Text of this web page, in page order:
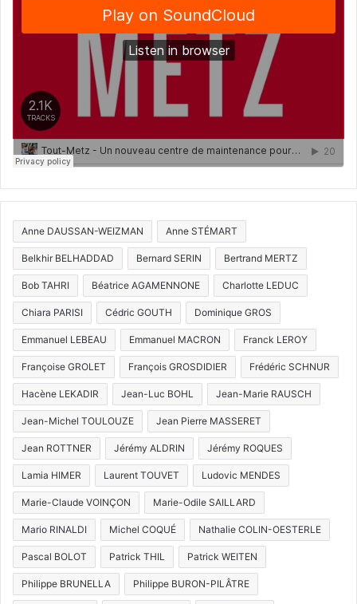
Anne DAUSSAN-WEIZMAN Anne STÉMART
Belkhir BELHADDAD Bernard SERIN Bertrand MERTZ
Bob TAHRI Béatrice AGAMENNONE Charlotte LEDUC
Chiara PARISI Cédric GOUTH Dominique GROS
Emmanuel LEBEAU Emmanuel MACRON Franck LEROY
Françoise GROLET François GROSDIDIER Frédéric SCHNUR
Hacène LEKADIR Jean-Luc BOHL Jean-Marie RAUSCH
Jean-Michel TOULOUZE Jean Pierre MASSERET
Jean ROTTNER Jérémy ALDRIN Jérémy ROQUES
Lamia HIMER Laurent TOUVET Ludovic MENDES
Marie-Claude VOINÇON Marie-Odile SAILLARD
Mario RINALDI Michel COQUÉ Nathalie COLIN-OESTERLE
Pascal BOLOT Patrick THIL Patrick WEITEN
Philippe BRUNELLA Philippe BURON-PILÂTRE